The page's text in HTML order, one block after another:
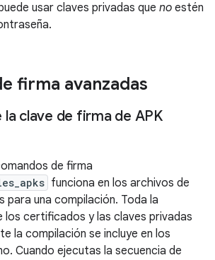
usar claves privadas que no estén
firma avanzadas
la clave de firma de APK
de firma
funciona en los archivos de
para una compilación. Toda la
los certificados y las claves privadas
la compilación se incluye en los
Cuando ejecutas la secuencia de